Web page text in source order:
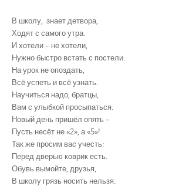
В школу, знает детвора,
Ходят с самого утра.
И хотели – не хотели,
Нужно быстро встать с постели.
На урок не опоздать,
Всё успеть и всё узнать.
Научиться надо, братцы,
Вам с улыбкой просыпаться.
Новый день пришёл опять –
Пусть несёт не «2», а «5»!
Так же просим вас учесть:
Перед дверью коврик есть.
Обувь вымойте, друзья,
В школу грязь носить нельзя.